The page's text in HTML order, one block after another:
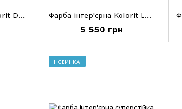
Фарба інтер'єрна Kolorit Dynasty, шовковисто-матова, A, 9 л Фарба інтер'єрна Kolorit Legenda, матова, A, 9 л
5 550 грн
НОВИНКА